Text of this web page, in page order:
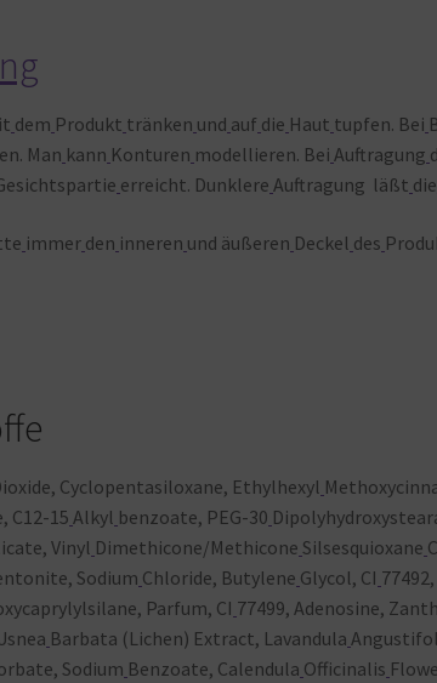
dem Produkt tränken und auf die Haut tupfen. Bei
Man kann Konturen modellieren. Bei Auftragung
erreicht. Dunklere Auftragung läßt die
immer den inneren und äußeren Deckel des
Cyclopentasiloxane, Ethylhexyl
C12-15 Alkyl benzoate, PEG-30
Vinyl Dimethicone/Methicone Silsesquioxane
Sodium Chloride, Butylene Glycol, CI 77492,
Parfum, CI 77499, Adenosine,
Barbata (Lichen) Extract, Lavandula
Sodium Benzoate, Calendula Officinalis